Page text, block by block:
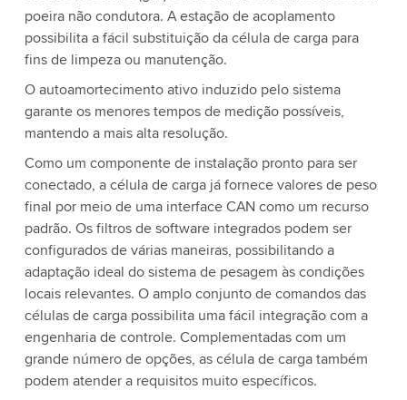
poeira não condutora. A estação de acoplamento
possibilita a fácil substituição da célula de carga para
fins de limpeza ou manutenção.
O autoamortecimento ativo induzido pelo sistema
garante os menores tempos de medição possíveis,
mantendo a mais alta resolução.
Como um componente de instalação pronto para ser
conectado, a célula de carga já fornece valores de peso
final por meio de uma interface CAN como um recurso
padrão. Os filtros de software integrados podem ser
configurados de várias maneiras, possibilitando a
adaptação ideal do sistema de pesagem às condições
locais relevantes. O amplo conjunto de comandos das
células de carga possibilita uma fácil integração com a
engenharia de controle. Complementadas com um
grande número de opções, as célula de carga também
podem atender a requisitos muito específicos.